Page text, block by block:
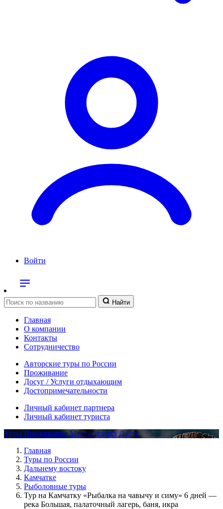
Войти
Найти
Главная
О компании
Контакты
Сотрудничество
Авторские туры по России
Проживание
Досуг / Услуги отдыхающим
Достопримечательности
Личный кабинет партнера
Личный кабинет туриста
Туры ПроживаниеМеста отдыха Досуг
Главная
Туры по России
Дальнему востоку
Камчатке
Рыболовные туры
Тур на Камчатку «Рыбалка на чавычу и симу» 6 дней —
река Большая, палаточный лагерь, баня, икра